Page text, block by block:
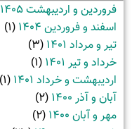
فروردین و اردیبهشت 1405
اسفند و فروردین 1404
(1)
تیر و مرداد 1401
(3)
خرداد و تیر 1401
(1)
اردیبهشت و خرداد 1401
(1)
آبان و آذر 1400
(2)
مهر و آبان 1400
(2)